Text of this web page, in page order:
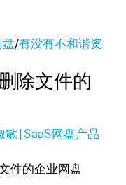
盘/有没有不和谐资
除文件的
敏 | SaaS网盘产品